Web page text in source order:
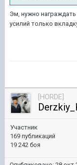
Эм, нужно
усилий только
[HORDE]
Участник
169 публикаций
19 242 боя